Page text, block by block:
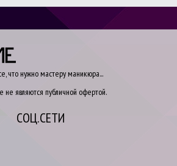
что нужно мастеру маникюра...
не являются публичной офертой.
СОЦ.СЕТИ